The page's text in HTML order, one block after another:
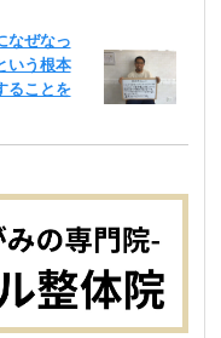
なぜなっ
いう根本
ることを